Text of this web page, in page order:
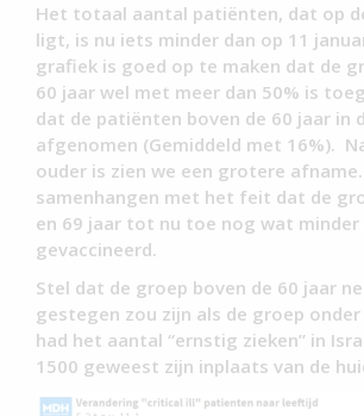
Het totaal aantal patiënten, dat op
ligt, is nu iets minder dan op 11
grafiek is goed op te maken dat de
60 jaar wel met meer dan 50% is
dat de patiënten boven de 60 jaar in
afgenomen (Gemiddeld met 16%).
ouder is zien we een grotere
samenhangen met het feit dat de
en 69 jaar tot nu toe nog wat minder
gevaccineerd.
Stel dat de groep boven de 60 jaar
gestegen zou zijn als de groep onder
had het aantal “ernstig zieken” in
1500 geweest zijn inplaats van de